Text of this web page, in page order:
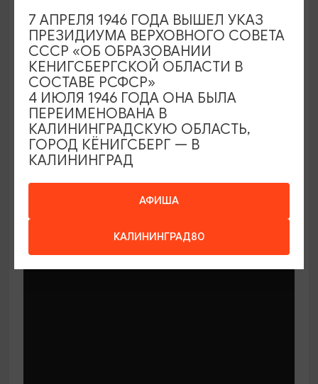
МАСТЕР-КЛАССЫ
Мастер-классы по керамике Елены
Бодяковой
Калининград, ул. Баранова, 45
АФИША
КАЛИНИНГРАД80
7 АПРЕЛЯ 1946 ГОДА ВЫШЕЛ УКАЗ
ПРЕЗИДИУМА ВЕРХОВНОГО СОВЕТА
СССР «ОБ ОБРАЗОВАНИИ
КЕНИГСБЕРГСКОЙ ОБЛАСТИ В
СОСТАВЕ РСФСР»
4 ИЮЛЯ 1946 ГОДА ОНА БЫЛА
ПЕРЕИМЕНОВАНА В
КАЛИНИНГРАДСКУЮ ОБЛАСТЬ,
ГОРОД КЁНИГСБЕРГ — В
КАЛИНИНГРАД